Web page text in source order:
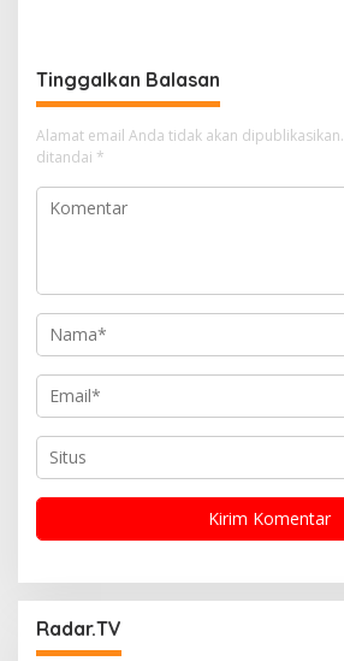
s
i
p
o
s
Tinggalkan Balasan
Alamat email Anda tidak akan dipublikasikan.
ditandai *
Radar.TV